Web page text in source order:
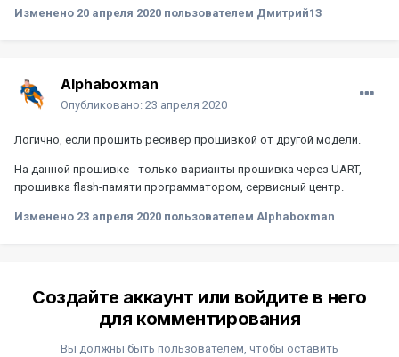
Изменено 20 апреля 2020 пользователем Дмитрий13
Alphaboxman
Опубликовано: 23 апреля 2020
Логично, если прошить ресивер прошивкой от другой модели.
На данной прошивке - только варианты прошивка через UART,
прошивка flash-памяти программатором, сервисный центр.
Изменено 23 апреля 2020 пользователем Alphaboxman
Создайте аккаунт или войдите в него
для комментирования
Вы должны быть пользователем, чтобы оставить